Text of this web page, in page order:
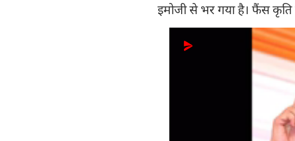
इमोजी से भर गया है। फैंस